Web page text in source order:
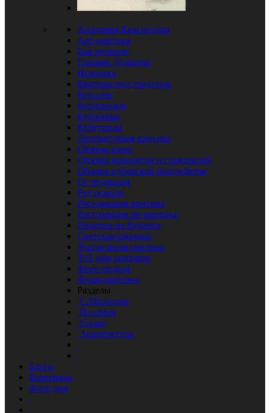
Анатомия Краснодара
Арт-критика
Бар-хоппинг
Глазами Думкина
Игротека
Критика под градусом
Куб.com
Кубловизор
Кублошки
Кубтуризм
Литературная критика
Обзоры кино
Обзоры концертов и спектаклей
Обзоры кубанской блогосферы
От редакции
Ред осмотр
Ресторанная критика
Ресторанная не-критика
Рецепты на Кублоге
Светская хроника
Театральная критика
ТоТ еще разговор
Фото недели
Фэшн-критика
Разделы
CARснодар
На связи
Спорт
Архитектура
Блоги
Компании
Фото дня